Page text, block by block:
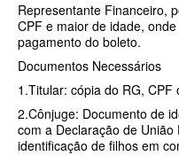
SÃO MIGUEL PLANO DE
SISTEMAS PLANO DE
SOMPO PLANO DE SAÚDE
SULAMERICA PLANO DE
BLUE MED PLANO DE
CLASSES PLANO DE SAÚDE
CUIDAR ME PLANO DE
CRUZ AZUL PLANO DE
Representante Financeiro,
CPF e maior de idade,
pagamento do boleto.
Documentos Necessários
1.Titular: cópia do RG, CPF
2.Cônjuge: Documento de
com a Declaração de
identificação de filhos em